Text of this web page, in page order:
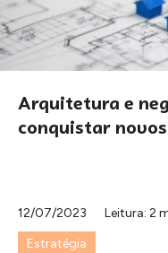
Arquitetura e
conquistar
12/07/2023
Leitura: 2
Estratégia